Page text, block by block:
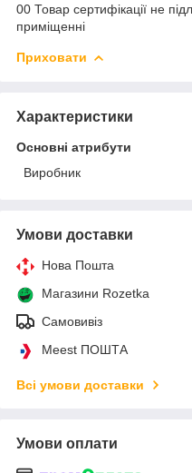
00 Товар сертифікації не
приміщенні
Приховати
Характеристики
Основні атрибути
Виробник
Умови доставки
Нова Пошта
Магазини Rozetka
Самовивіз
Meest ПОШТА
Всі умови доставки
Умови оплати